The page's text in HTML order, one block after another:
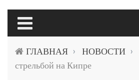
ГЛАВНАЯ › НОВОСТИ ›
стрельбой на Кипре